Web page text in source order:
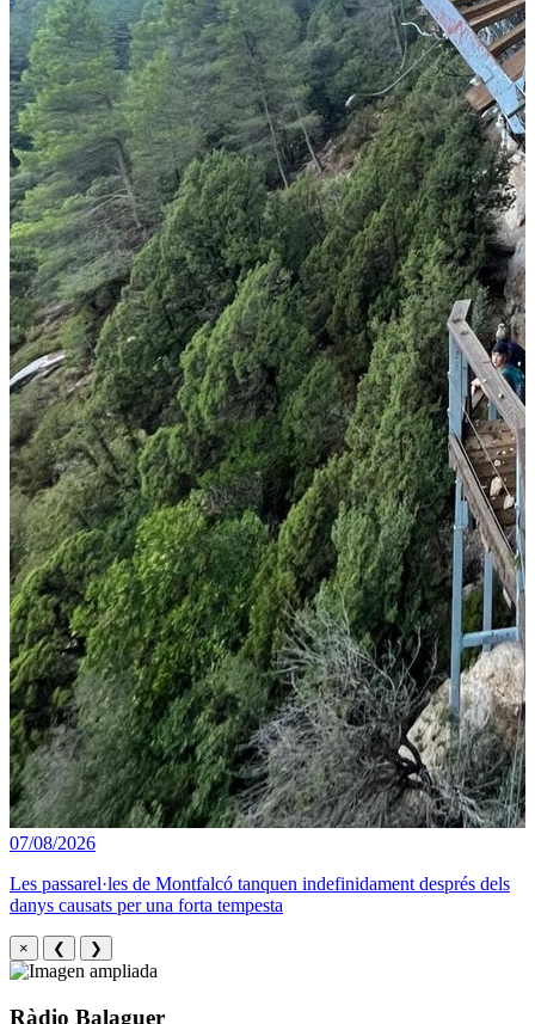
07/08/2026
Les passarel·les de Montfalcó tanquen indefinidament després dels
danys causats per una forta tempesta
× ❮ ❯
Ràdio Balaguer